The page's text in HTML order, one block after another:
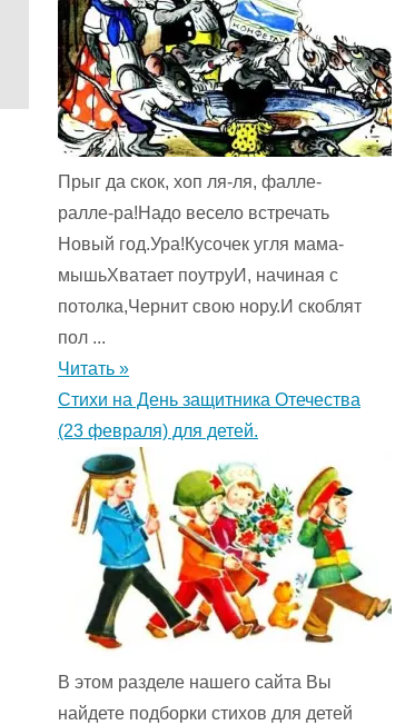
Прыг да скок, хоп ля-ля, фалле-
ралле-ра!Надо весело встречать
Новый год.Ура!Кусочек угля мама-
мышьХватает поутруИ, начиная с
потолка,Чернит свою нору.И скоблят
пол ...
Читать »
Стихи на День защитника Отечества
(23 февраля) для детей.
В этом разделе нашего сайта Вы
найдете подборки стихов для детей